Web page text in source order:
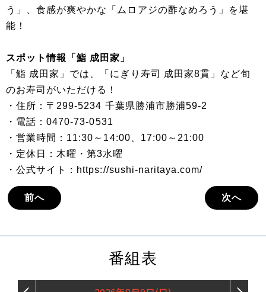
う」、食感が爽やかな「ムロアジの酢なめろう」を堪
能！
スポット情報「鮨 成田家」
「鮨 成田家」では、「にぎり寿司 成田家8貫」など旬
のお寿司がいただける！
・住所：〒299-5234 千葉県勝浦市勝浦59-2
・電話：0470-73-0531
・営業時間：11:30～14:00、17:00～21:00
・定休日：木曜・第3水曜
・公式サイト：https://sushi-naritaya.com/
前へ 次へ
番組表